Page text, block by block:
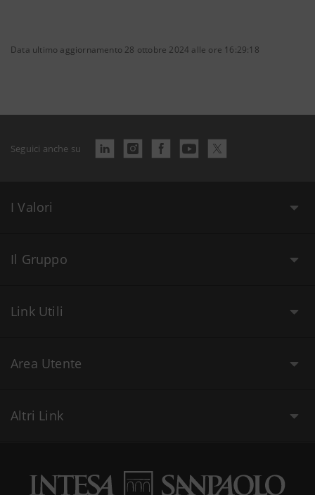
Data ultimo aggiornamento 28 ottobre 2024 alle ore 16:29:18
Seguici anche su
I Valori
Il Gruppo
Link Utili
Area Utente
Altri Link